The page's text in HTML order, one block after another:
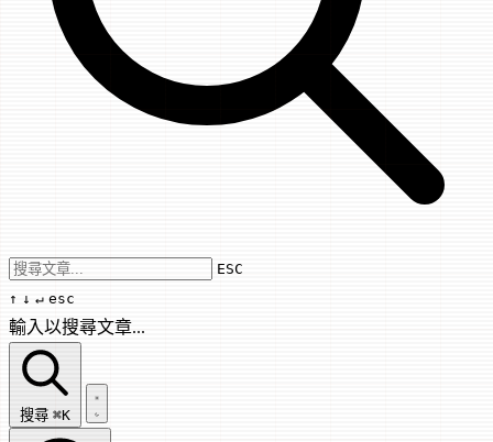
Use arrow keys to navigate results,
ESC
↑ ↓ ↵ esc
輸入以搜尋文章...
搜尋文章...
搜尋 ⌘K